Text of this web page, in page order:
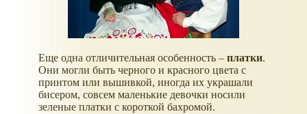
Еще одна отличительная особенность – платки.
Они могли быть черного и красного цвета с
принтом или вышивкой, иногда их украшали
бисером, совсем маленькие девочки носили
зеленые платки с короткой бахромой.